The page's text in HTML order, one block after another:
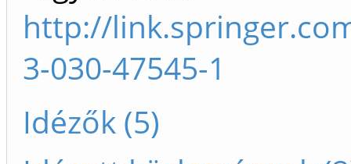
http://
3-030-47545-1
Idézők (5)